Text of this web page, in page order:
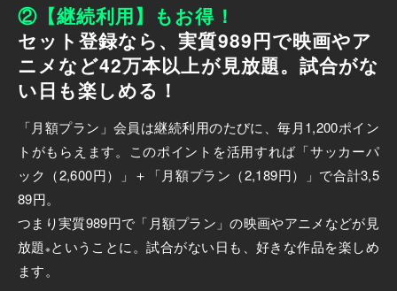
②【継続利用】もお得！
セット登録なら、実質989円で映画やア
ニメなど42万本以上が見放題。 試合がな
い日も楽しめる！
「月額プラン」会員は継続利用のたびに、毎月1,200ポイン
トがもらえます。このポイントを活用すれば「サッカーパ
ック（2,600円）」＋「月額プラン（2,189円）」で合計3,5
89円。
つまり実質989円で「月額プラン」の映画やアニメなどが見
放題 ※ということに。試合がない日も、好きな作品を楽しめ
ます。